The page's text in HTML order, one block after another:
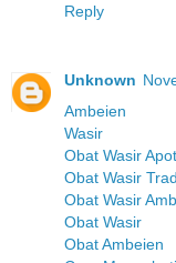
Reply
Unknown
Ambeien
Wasir
Obat Wasir
Obat Wasir
Obat Wasir
Obat Wasir
Obat Ambeien